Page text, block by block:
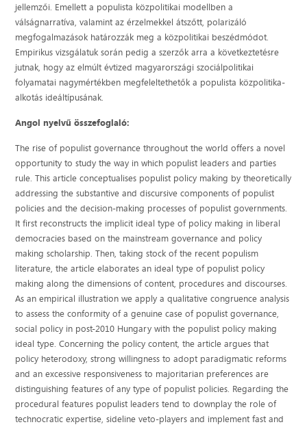
jellemzői. Emellett a populista közpolitikai modellben a
válságnarratíva, valamint az érzelmekkel átszőtt, polarizáló
megfogalmazások határozzák meg a közpolitikai beszédmódot.
Empirikus vizsgálatuk során pedig a szerzők arra a következtetésre
jutnak, hogy az elmúlt évtized magyarországi szociálpolitikai
folyamatai nagymértékben megfeleltethetők a populista közpolitika-
alkotás ideáltípusának.
Angol nyelvű összefoglaló:
The rise of populist governance throughout the world offers a novel
opportunity to study the way in which populist leaders and parties
rule. This article conceptualises populist policy making by theoretically
addressing the substantive and discursive components of populist
policies and the decision-making processes of populist governments.
It first reconstructs the implicit ideal type of policy making in liberal
democracies based on the mainstream governance and policy
making scholarship. Then, taking stock of the recent populism
literature, the article elaborates an ideal type of populist policy
making along the dimensions of content, procedures and discourses.
As an empirical illustration we apply a qualitative congruence analysis
to assess the conformity of a genuine case of populist governance,
social policy in post-2010 Hungary with the populist policy making
ideal type. Concerning the policy content, the article argues that
policy heterodoxy, strong willingness to adopt paradigmatic reforms
and an excessive responsiveness to majoritarian preferences are
distinguishing features of any type of populist policies. Regarding the
procedural features populist leaders tend to downplay the role of
technocratic expertise, sideline veto-players and implement fast and